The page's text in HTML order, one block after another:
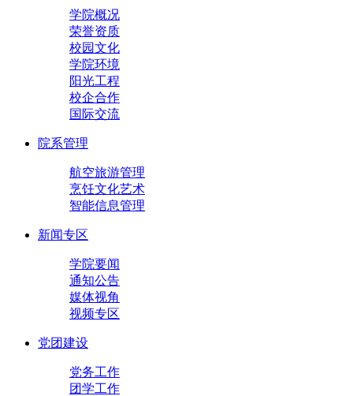
学院概况
荣誉资质
校园文化
学院环境
阳光工程
校企合作
国际交流
院系管理
航空旅游管理
烹饪文化艺术
智能信息管理
新闻专区
学院要闻
通知公告
媒体视角
视频专区
党团建设
党务工作
团学工作